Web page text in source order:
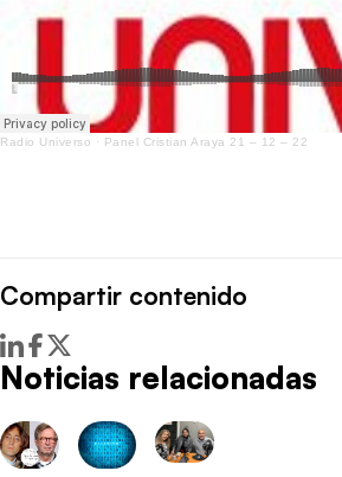
Radio Universo · Panel Cristian Araya 21 – 12 – 22
Compartir contenido
Noticias relacionadas